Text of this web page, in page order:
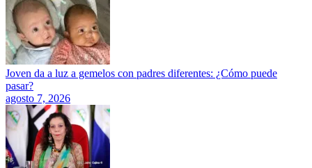
Joven da a luz a gemelos con padres diferentes: ¿Cómo puede
pasar?
agosto 7, 2026